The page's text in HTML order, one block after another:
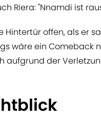
Riera: "Nnamdi ist
Hintertür offen, als er
wäre ein Comeback
aufgrund der